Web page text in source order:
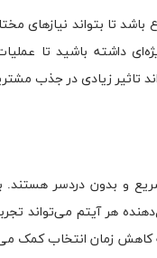
تا بتواند نیازهای
داشته باشید تا
تاثیر زیادی در جذب
بدون دردسر هستند.
هر آیتم می‌تواند
زمان انتخاب کمک